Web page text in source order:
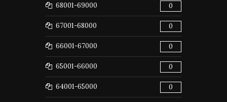
68001-69000 0
67001-68000 0
66001-67000 0
65001-66000 0
64001-65000 0